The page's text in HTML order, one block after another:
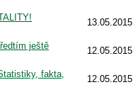
13.05.2015
ještě
12.05.2015
fakta,
12.05.2015